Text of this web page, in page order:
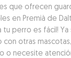
que ofrecen
en Premià de
tu perro es fácil!
otras
o necesite